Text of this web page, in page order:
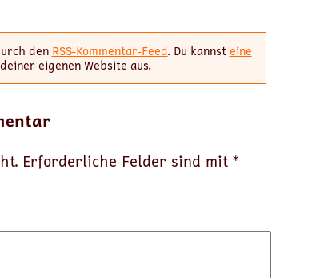
den RSS-Kommentar-Feed. Du kannsteine
eigenen Website aus.
Erforderliche Felder sind mit *